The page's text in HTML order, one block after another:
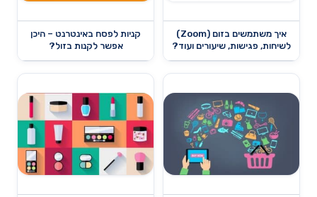
איך משתמשים בזום (Zoom)
לשיחות, פגישות, שיעורים ועוד?
קניות לפסח באינטרנט – היכן
אפשר לקנות בזול?